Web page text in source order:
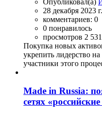
28 декабря 2023 г.
комментариев: 0
0 понравилось
просмотров 2 531
Покупка новых
укрепить лидерство
участники этого
Made in Russia:
сетях